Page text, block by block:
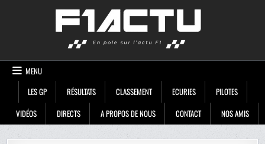
MENU
LES GP
RÉSULTATS CLASSEMENT ECURIES
PILOTES
VIDÉOS
DIRECTS A PROPOS DE NOUS CONTACT NOS AMIS